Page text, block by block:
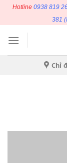
dung
Hotline 0938 819
381
Chỉ